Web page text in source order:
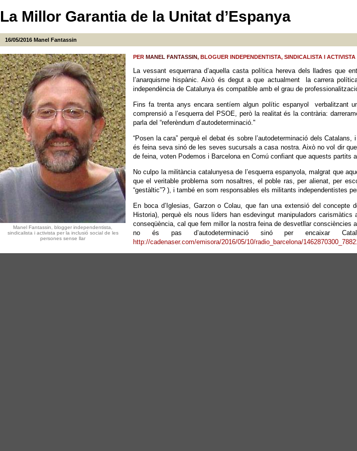
La Millor Garantia de la Unitat d’Espanya
16/05/2016 Manel Fantassin
Manel Fantassin, blogger independentista,
sindicalista i activista per la inclusió social de les
persones sense llar
PER MANEL FANTASSIN, BLOGUER INDEPENDENTISTA, SINDICALISTA I
La vessant esquerrana d’aquella casta política hereva dels lladres que
l’anarquisme hispànic. Això és degut a que actualment la carrera
independència de Catalunya és compatible amb el grau de
Fins fa trenta anys encara sentíem algun polític espanyol verbalitzant
comprensió a l’esquerra del PSOE, però la realitat és la contrària:
parla del “referèndum d’autodeterminació."
“Posen la cara” perquè el debat és sobre l’autodeterminació dels
és feina seva sinó de les seves sucursals a casa nostra. Això no vol dir
de feina, voten Podemos i Barcelona en Comú confiant que aquests partits
No culpo la militància catalunyesa de l’esquerra espanyola, malgrat que
que el veritable problema som nosaltres, el poble ras, per alienat, per
“gestàltic”? ), i també en som responsables els militants independentistes
En boca d’Iglesias, Garzon o Colau, que fan una extensió del
Historia), perquè els nous líders han esdevingut manipuladors
conseqüència, cal que fem millor la nostra feina de desvetllar
no és pas d’autodeterminació sinó per encaixar
http://cadenaser.com/emisora/2016/05/10/radio_barcelona/